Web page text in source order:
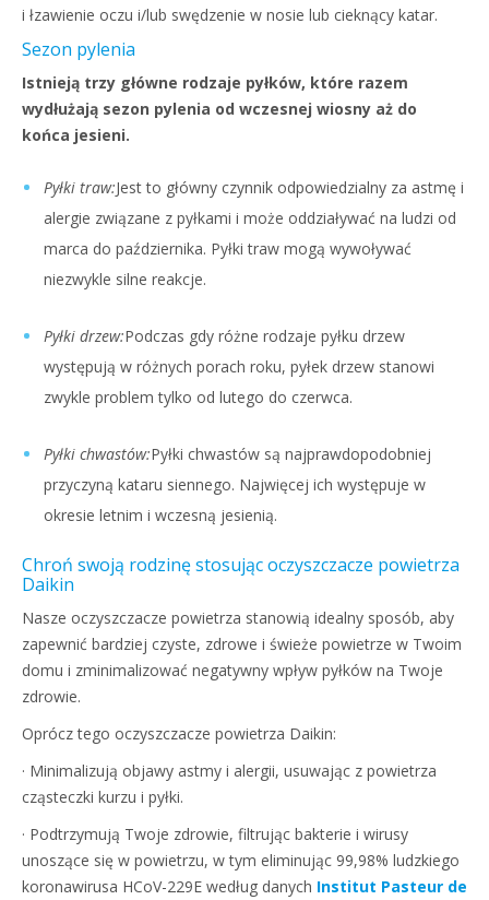
i łzawienie oczu i/lub swędzenie w nosie lub cieknący katar.
Sezon pylenia
Istnieją trzy główne rodzaje pyłków, które razem
wydłużają sezon pylenia od wczesnej wiosny aż do
końca jesieni.
Pyłki traw:Jest to główny czynnik odpowiedzialny za astmę i
alergie związane z pyłkami i może oddziaływać na ludzi od
marca do października. Pyłki traw mogą wywoływać
niezwykle silne reakcje.
Pyłki drzew:Podczas gdy różne rodzaje pyłku drzew
występują w różnych porach roku, pyłek drzew stanowi
zwykle problem tylko od lutego do czerwca.
Pyłki chwastów:Pyłki chwastów są najprawdopodobniej
przyczyną kataru siennego. Najwięcej ich występuje w
okresie letnim i wczesną jesienią.
Chroń swoją rodzinę stosując oczyszczacze powietrza
Daikin
Nasze oczyszczacze powietrza stanowią idealny sposób, aby
zapewnić bardziej czyste, zdrowe i świeże powietrze w Twoim
domu i zminimalizować negatywny wpływ pyłków na Twoje
zdrowie.
Oprócz tego oczyszczacze powietrza Daikin:
· Minimalizują objawy astmy i alergii, usuwając z powietrza
cząsteczki kurzu i pyłki.
· Podtrzymują Twoje zdrowie, filtrując bakterie i wirusy
unoszące się w powietrzu, w tym eliminując 99,98% ludzkiego
koronawirusa HCoV-229E według danych Institut Pasteur de